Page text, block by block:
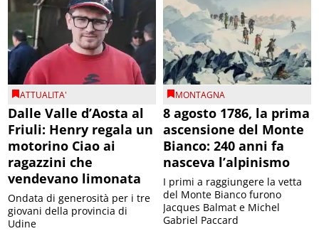
ATTUALITA'
Dalle Valle d’Aosta al
Friuli: Henry regala un
motorino Ciao ai
ragazzini che
vendevano limonata
Ondata di generosità per i tre
giovani della provincia di
Udine
MONTAGNA
8 agosto 1786, la prima
ascensione del Monte
Bianco: 240 anni fa
nasceva l’alpinismo
I primi a raggiungere la vetta
del Monte Bianco furono
Jacques Balmat e Michel
Gabriel Paccard